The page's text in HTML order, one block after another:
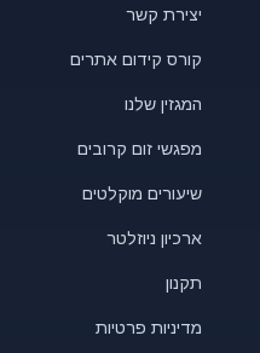
יצירת קשר
קורס קידום אתרים
המגזין שלנו
מפגשי זום קרובים
שיעורים מוקלטים
ארכיון ניוזלטר
תקנון
מדיניות פרטיות